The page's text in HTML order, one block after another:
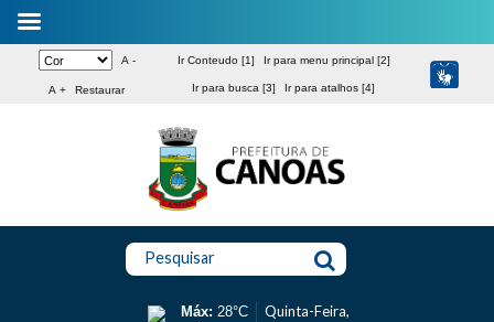
A -
A + Restaurar
Ir Conteudo [1] Ir para menu principal [2]
Ir para busca [3] Ir para atalhos [4]
Pesquisar
Máx: 28°C
Quinta-Feira,